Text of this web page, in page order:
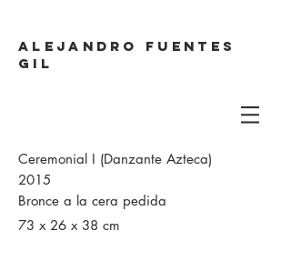
ALEJANDRO FUENTES
GIL
Ceremonial I (Danzante Azteca)
2015
Bronce a la cera pedida
73 x 26 x 38 cm